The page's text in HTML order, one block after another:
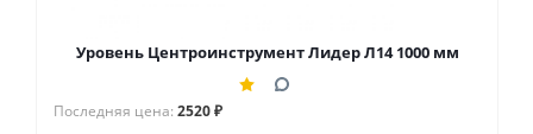
Уровень Центроинструмент Лидер Л14 1000 мм
Последняя цена: 2520 ₽